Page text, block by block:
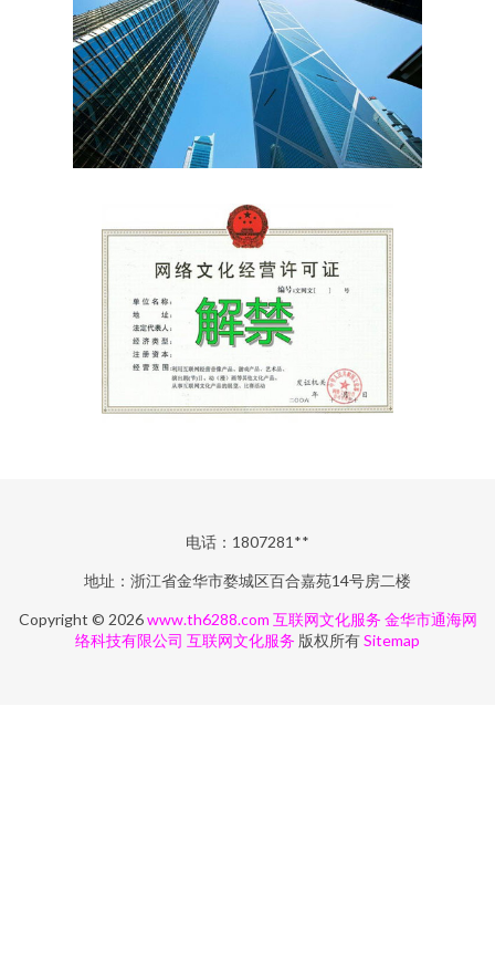
电话：1807281**
地址：浙江省金华市婺城区百合嘉苑14号房二楼
Copyright © 2026www.th6288.com 互联网文化服务 金华市通海网
络科技有限公司 互联网文化服务 版权所有Sitemap